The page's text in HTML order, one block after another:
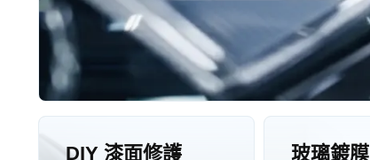
DIY 漆面修護 玻璃鍍膜